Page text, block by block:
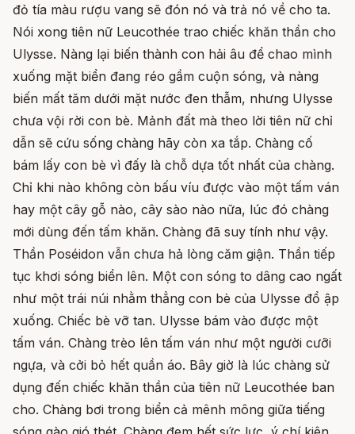
đỏ tía màu rượu vang sẽ đón nó và trả nó về cho ta.
Nói xong tiên nữ Leucothée trao chiếc khăn thần cho
Ulysse. Nàng lại biến thành con hải âu để chao mình
xuống mặt biển đang réo gầm cuộn sóng, và nàng
biến mất tăm dưới mặt nước đen thẫm, nhưng Ulysse
chưa vội rời con bè. Mảnh đất mà theo lời tiên nữ chỉ
dẫn sẽ cứu sống chàng hãy còn xa tắp. Chàng cố
bám lấy con bè vì đấy là chỗ dựa tốt nhất của chàng.
Chỉ khi nào không còn bấu víu được vào một tấm ván
hay một cây gỗ nào, cây sào nào nữa, lúc đó chàng
mới dùng đến tấm khăn. Chàng đã suy tính như vậy.
Thần Poséidon vẫn chưa hả lòng căm giận. Thần tiếp
tục khơi sóng biển lên. Một con sóng to dâng cao ngất
như một trái núi nhằm thẳng con bè của Ulysse đổ ập
xuống. Chiếc bè vỡ tan. Ulysse bám vào được một
tấm ván. Chàng trèo lên tấm ván như một người cưỡi
ngựa, và cởi bỏ hết quần áo. Bây giờ là lúc chàng sử
dụng đến chiếc khăn thần của tiên nữ Leucothée ban
cho. Chàng bơi trong biển cả mênh mông giữa tiếng